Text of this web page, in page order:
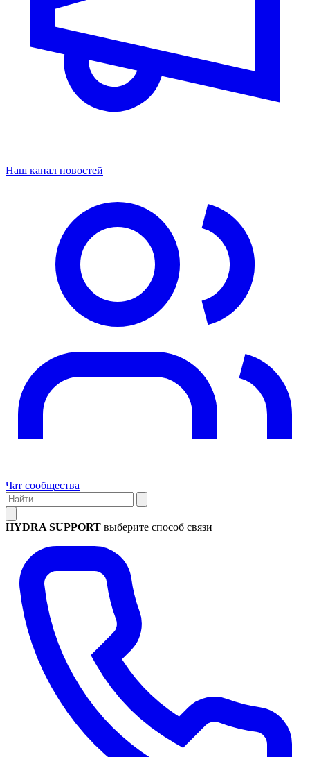
Наш канал новостей
Чат сообщества
HYDRA SUPPORT выберите способ связи